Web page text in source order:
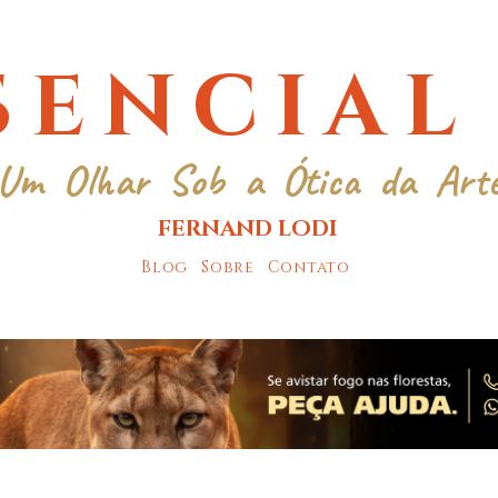
Olhar Sob a Ótica da
FERNAND LODI
Blog Sobre Contato